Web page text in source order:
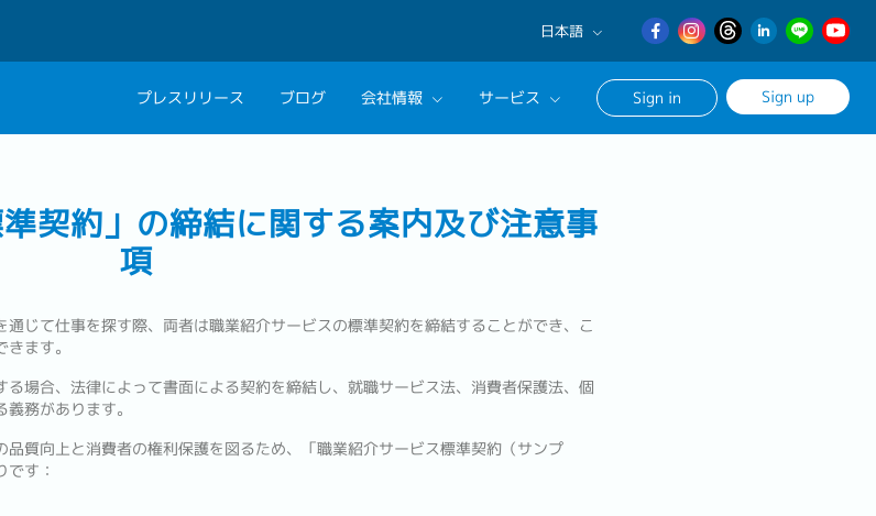
日本語
English
日本語
プレスリリース ブログ 会社情報
私たちの考え方
サービス
キャリアカウンセリングサービス
Sign in Sign up
契約」の締結に関する案内及び注意事
項
じて仕事を探す際、両者は職業紹介サービスの標準契約を締結することができ、こ
ます。
場合、法律によって書面による契約を締結し、就職サービス法、消費者保護法、個
務があります。
質向上と消費者の権利保護を図るため、「職業紹介サービス標準契約（サンプ
す：